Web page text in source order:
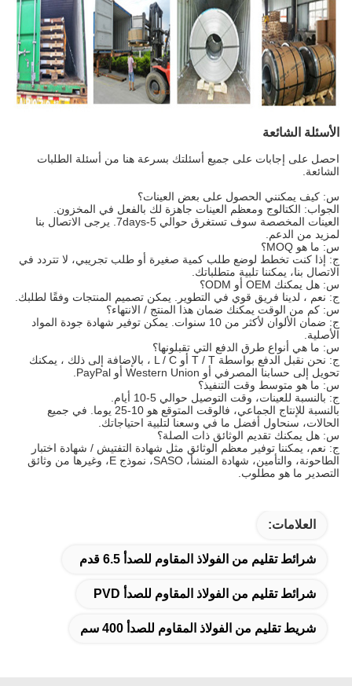
الأسئلة الشائعة
احصل على إجابات على جميع أسئلتك بسرعة هنا من أسئلة الطلبات
الشائعة.
س: كيف يمكنني الحصول على بعض العينات؟
الجواب: الكتالوج ومعظم العينات جاهزة لك بالفعل في المخزون.
العينات المخصصة سوف تستغرق حوالي 5-7days. يرجى الاتصال بنا
لمزيد من الدعم.
س: ما هو MOQ؟
ج: إذا كنت تخطط لوضع طلب كمية صغيرة أو طلب تجريبي، لا تتردد في
الاتصال بنا، يمكننا تلبية متطلباتك.
س: هل يمكنك OEM أو ODM؟
ج: نعم ، لدينا فريق قوي في التطوير. يمكن تصميم المنتجات وفقًا لطلبك.
س: كم من الوقت يمكنك ضمان هذا المنتج / الانتهاء؟
ج: ضمان الألوان لأكثر من 10 سنوات. يمكن توفير شهادة جودة المواد
الأصلية.
س: ما هي أنواع طرق الدفع التي تقبلونها؟
ج: نحن نقبل الدفع بواسطة T / T أو L / C ، بالإضافة إلى ذلك ، يمكنك
تحويل إلى حسابنا المصرفي أو Western Union أو PayPal.
س: ما هو متوسط وقت التنفيذ؟
ج: بالنسبة للعينات، وقت التوصيل حوالي 5-10 أيام.
بالنسبة للإنتاج الجماعي، فالوقت المتوقع هو 10-25 يوما. في جميع
الحالات، سنحاول أفضل ما في وسعنا لتلبية احتياجاتك.
س: هل يمكنك تقديم الوثائق ذات الصلة؟
ج: نعم، يمكننا توفير معظم الوثائق مثل شهادة التفتيش / شهادة اختبار
الطاحونة، والتأمين، شهادة المنشأ، SASO، نموذج E، وغيرها من وثائق
التصدير ما هو مطلوب.
العلامات:
شرائط تقليم من الفولاذ المقاوم للصدأ 6.5 قدم
شرائط تقليم من الفولاذ المقاوم للصدأ PVD
شريط تقليم من الفولاذ المقاوم للصدأ 400 سم